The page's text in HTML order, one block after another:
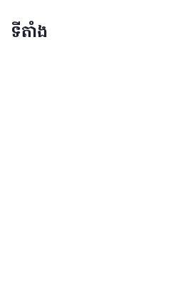
ទីតាំង